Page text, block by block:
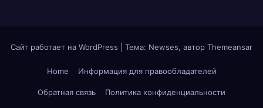
Сайт работает на WordPress Тема: Newses, автор Themeansar
Home Информация для правообладателей
Обратная связь Политика конфиденциальности